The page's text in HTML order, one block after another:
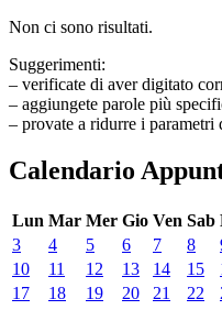
Non ci sono risultati.
Suggerimenti:
– verificate di aver digitato
– aggiungete parole più
– provate a ridurre i parametri
Calendario
Lun Mar Mer Gio Ven Sab
3
4 5 6 7 8
10
11 12 13 14 15
17
18 19 20 21 22